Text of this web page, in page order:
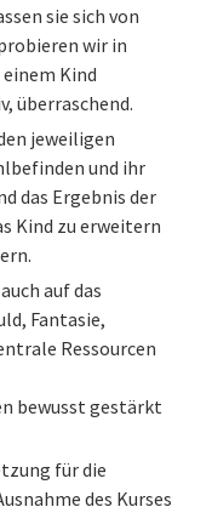
sie sich von
wir in
Kind
überraschend.
jeweiligen
und ihr
das Ergebnis der
Kind zu erweitern
auf das
Fantasie,
Ressourcen
bewusst gestärkt
für die
des Kurses